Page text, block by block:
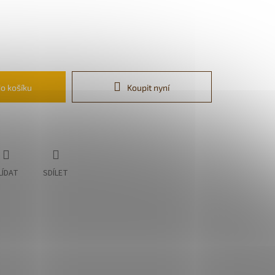
košíku Koupit nyní
SDÍLET